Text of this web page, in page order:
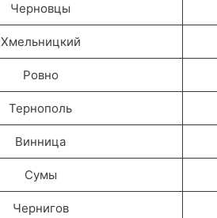
Черновцы
Хмельницкий
Ровно
Тернополь
Винница
Сумы
Чернигов